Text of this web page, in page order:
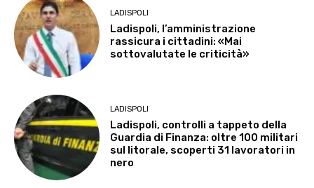
LADISPOLI
Ladispoli, l’amministrazione
rassicura i cittadini: «Mai
sottovalutate le criticità»
LADISPOLI
Ladispoli, controlli a tappeto della
Guardia di Finanza: oltre 100 militari
sul litorale, scoperti 31 lavoratori in
nero